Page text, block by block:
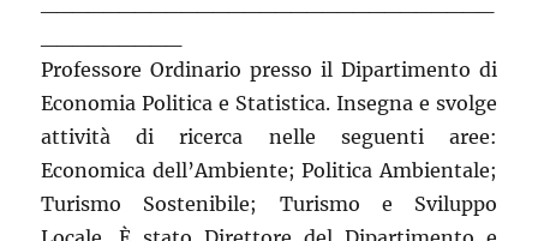
Professore Ordinario presso il Dipartimento di
Economia Politica e Statistica. Insegna e svolge
attività di ricerca nelle seguenti aree:
Economica dell’Ambiente; Politica Ambientale;
Turismo Sostenibile; Turismo e Sviluppo